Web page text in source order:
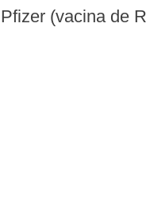
(vacina de